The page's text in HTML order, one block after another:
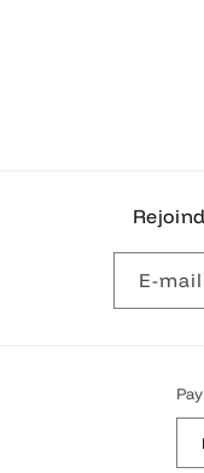
E-mail